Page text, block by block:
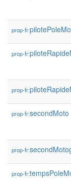
prop-fr:
prop-fr:
prop-fr:
prop-fr:secondMoto
prop-fr:
prop-fr: